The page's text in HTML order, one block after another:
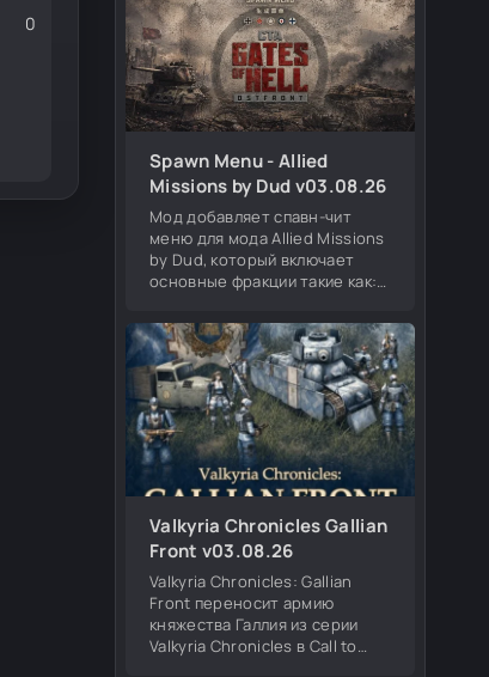
0
Spawn Menu - Allied
Missions by Dud v03.08.26
Мод добавляет спавн-чит
меню для мода Allied Missions
by Dud, который включает
основные фракции такие как:
Британия и Финляндия. Меню
появления в игре совместимо
со всеми
Valkyria Chronicles Gallian
Front v03.08.26
Valkyria Chronicles: Gallian
Front переносит армию
княжества Галлия из серии
Valkyria Chronicles в Call to